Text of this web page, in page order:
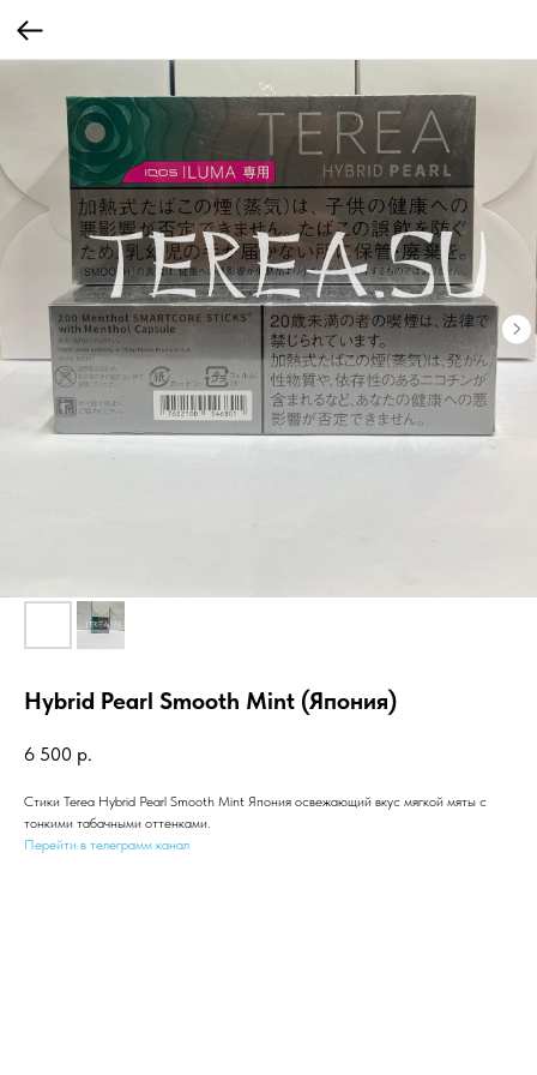
Hybrid Pearl Smooth Mint (Япония)
6 500 р.
Стики Terea Hybrid Pearl Smooth Mint Япония освежающий вкус мягкой мяты с
тонкими табачными оттенками.
Перейти в телеграмм канал